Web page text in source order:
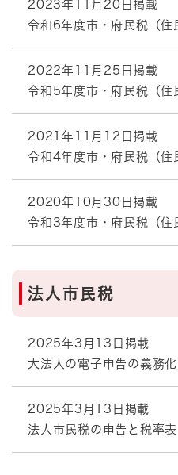
2023年11月20日掲載
令和6年度市・府民税（住
2022年11月25日掲載
令和5年度市・府民税（住
2021年11月12日掲載
令和4年度市・府民税（住
2020年10月30日掲載
令和3年度市・府民税（住
法人市民税
2025年3月13日掲載
大法人の電子申告の義務
2025年3月13日掲載
法人市民税の申告と税率表